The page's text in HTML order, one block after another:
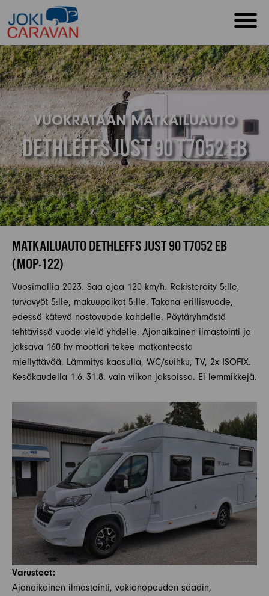
VUOKRATAAN MATKAILUAUTO
DETHLEFFS JUST 90 T7052 EB
MATKAILUAUTO DETHLEFFS JUST 90 T7052 EB
(MOP-122)
Vuosimallia 2023. Saa ajaa 120 km/h. Rekisteröity 5:lle,
turvavyöt 5:lle, makuupaikat 5:lle. Takana erillisvuode,
edessä kätevä nostovuode kahdelle. Pöytäryhmästä
tehtävissä vuode vielä yhdelle. Ajonaikainen ilmastointi ja
jaksava 160 hv moottori tekee matkanteosta
miellyttävää. Lämmitys kaasulla, WC/suihku, TV, 2x ISOFIX.
Kesäkaudella 1.6.-31.8. vain viikon jaksoissa. Ei lemmikkejä.
Varusteet:
Ajonaikainen ilmastointi, vakionopeuden säädin,